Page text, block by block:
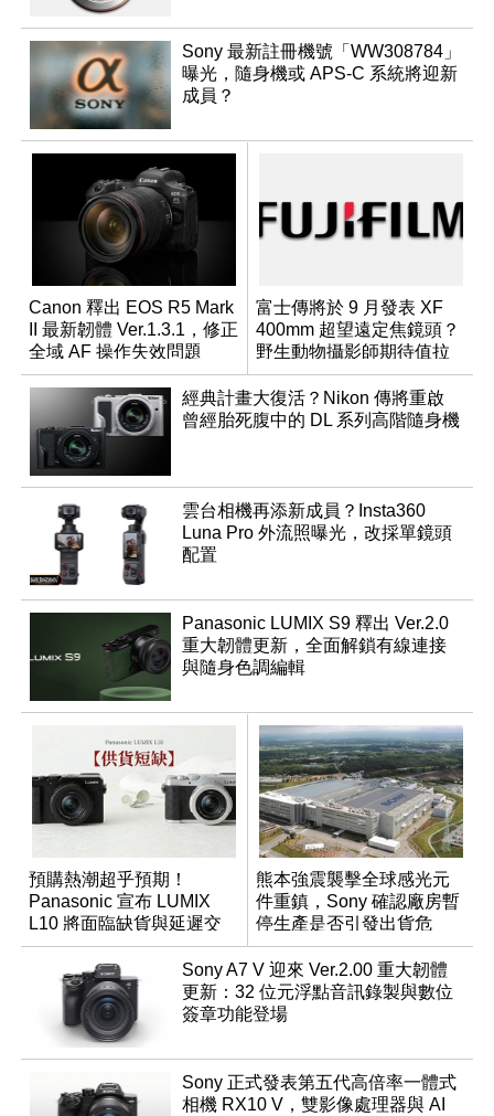
Sony 最新註冊機號「WW308784」
曝光，隨身機或 APS-C 系統將迎新
成員？
Canon 釋出 EOS R5 Mark
II 最新韌體 Ver.1.3.1，修正
全域 AF 操作失效問題
富士傳將於 9 月發表 XF
400mm 超望遠定焦鏡頭？
野生動物攝影師期待值拉
滿
經典計畫大復活？Nikon 傳將重啟
曾經胎死腹中的 DL 系列高階隨身機
雲台相機再添新成員？Insta360
Luna Pro 外流照曝光，改採單鏡頭
配置
Panasonic LUMIX S9 釋出 Ver.2.0
重大韌體更新，全面解鎖有線連接
與隨身色調編輯
預購熱潮超乎預期！
Panasonic 宣布 LUMIX
L10 將面臨缺貨與延遲交
貨時間
熊本強震襲擊全球感光元
件重鎮，Sony 確認廠房暫
停生產是否引發出貨危
機？
Sony A7 V 迎來 Ver.2.00 重大韌體
更新：32 位元浮點音訊錄製與數位
簽章功能登場
Sony 正式發表第五代高倍率一體式
相機 RX10 V，雙影像處理器與 AI